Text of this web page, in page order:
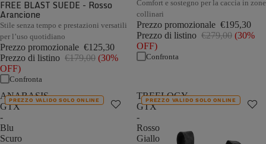
FREE BLAST SUEDE - Rosso
Arancione
Stile senza tempo e prestazioni versatili
per l’uso quotidiano
Prezzo promozionale €125,30
Prezzo di listino €179,00 (30%
OFF)
Confronta
Comfort e sostegno per la caccia in zone
collinari
Prezzo promozionale €195,30
Prezzo di listino €279,00 (30%
OFF)
Confronta
ANABASIS
GTX
-
Blu
Scuro
PREZZO VALIDO SOLO ONLINE
TREELOGY
GTX
-
Rosso
Giallo
PREZZO VALIDO SOLO ONLINE